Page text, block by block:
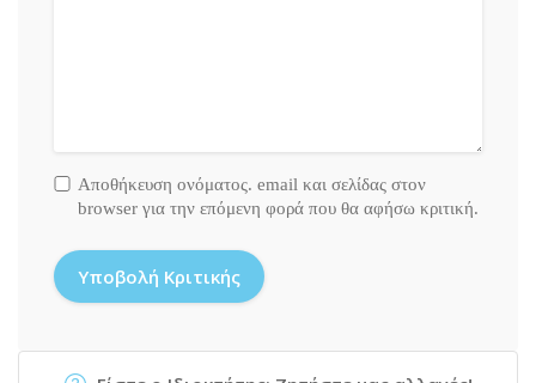
Αποθήκευση ονόματος. email και σελίδας στον
browser για την επόμενη φορά που θα αφήσω κριτική.